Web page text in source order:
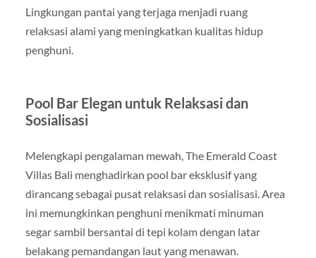
Lingkungan pantai yang terjaga menjadi ruang
relaksasi alami yang meningkatkan kualitas hidup
penghuni.
Pool Bar Elegan untuk Relaksasi dan
Sosialisasi
Melengkapi pengalaman mewah, The Emerald Coast
Villas Bali menghadirkan pool bar eksklusif yang
dirancang sebagai pusat relaksasi dan sosialisasi. Area
ini memungkinkan penghuni menikmati minuman
segar sambil bersantai di tepi kolam dengan latar
belakang pemandangan laut yang menawan.